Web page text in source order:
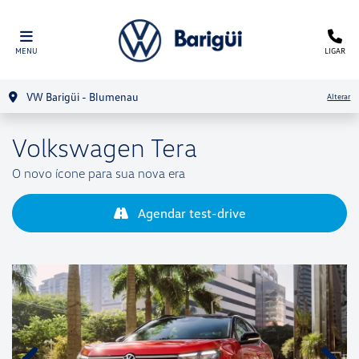
MENU LIGAR
VW Barigüi - Blumenau Alterar
Volkswagen Tera
O novo ícone para sua nova era
Agendar test-drive